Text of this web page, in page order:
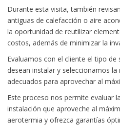
Durante esta visita, también
antiguas de calefacción o aire
la oportunidad de reutilizar
costos, además de minimizar la
Evaluamos con el cliente el tipo
desean instalar y seleccionamos
adecuados para aprovechar al
Este proceso nos permite evaluar
instalación que aproveche al
aerotermia y ofrezca garantías